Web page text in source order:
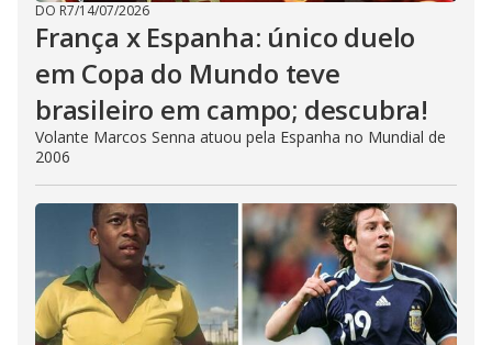
DO R7/14/07/2026
França x Espanha: único duelo
em Copa do Mundo teve
brasileiro em campo; descubra!
Volante Marcos Senna atuou pela Espanha no Mundial de
2006